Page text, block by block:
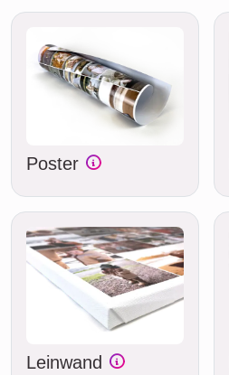
Poster
Leinwand